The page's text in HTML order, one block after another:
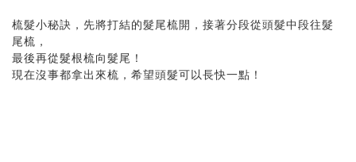
梳髮小秘訣，先將打結的髮尾梳開，接著分段從頭髮中段往髮
尾梳，
最後再從髮根梳向髮尾！
現在沒事都拿出來梳，希望頭髮可以長快一點！